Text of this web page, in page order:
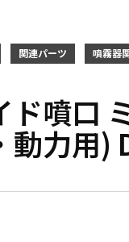
関連パーツ 噴霧器
ド噴口
動力用)